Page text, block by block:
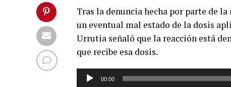
Tras la denuncia hecha por parte de
un eventual mal estado de la dosis
Urrutia señaló que la reacción está
que recibe esa dosis.
Reproductor
00:00